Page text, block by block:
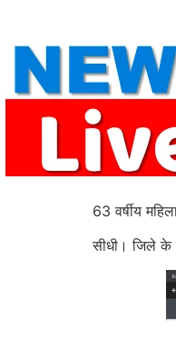
content
63 वर्षीय
सीधी। जिले के